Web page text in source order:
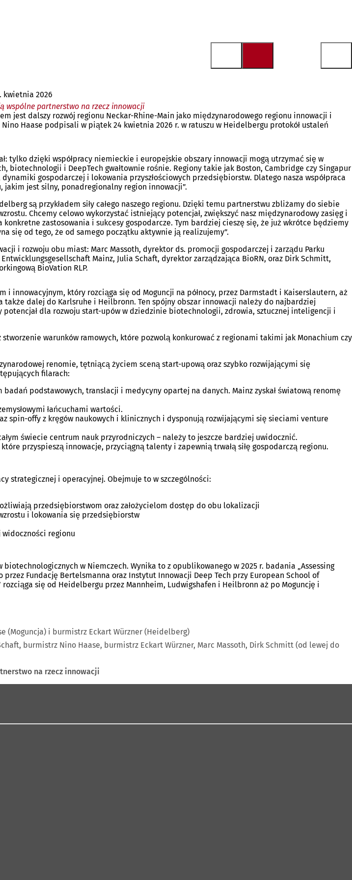
kwietnia 2026
wspólne partnerstwo na rzecz innowacji
jest dalszy rozwój regionu Neckar-Rhine-Main jako międzynarodowego regionu innowacji i
Haase podpisali w piątek 24 kwietnia 2026 r. w ratuszu w Heidelbergu protokół ustaleń
tylko dzięki współpracy niemieckie i europejskie obszary innowacji mogą utrzymać się w
i DeepTech gwałtownie rośnie. Regiony takie jak Boston, Cambridge czy Singapur
gospodarczej i lokowania przyszłościowych przedsiębiorstw. Dlatego nasza współpraca
jest silny, ponadregionalny region innowacji”.
są przykładem siły całego naszego regionu. Dzięki temu partnerstwu zbliżamy do siebie
Chcemy celowo wykorzystać istniejący potencjał, zwiększyć nasz międzynarodowy zasięg i
zastosowania i sukcesy gospodarcze. Tym bardziej cieszę się, że już wkrótce będziemy
się od tego, że od samego początku aktywnie ją realizujemy”.
i rozwoju obu miast: Marc Massoth, dyrektor ds. promocji gospodarczej i zarządu Parku
Mainz, Julia Schaft, dyrektor zarządzająca BioRN, oraz Dirk Schmitt,
BioVation RLP.
innowacyjnym, który rozciąga się od Moguncji na północy, przez Darmstadt i Kaiserslautern, aż
dalej do Karlsruhe i Heilbronn. Ten spójny obszar innowacji należy do najbardziej
dla rozwoju start-upów w dziedzinie biotechnologii, zdrowia, sztucznej inteligencji i
warunków ramowych, które pozwolą konkurować z regionami takimi jak Monachium czy
renomie, tętniącą życiem sceną start-upową oraz szybko rozwijającymi się
filarach:
podstawowych, translacji i medycyny opartej na danych. Mainz zyskał światową renomę
łańcuchami wartości.
spin-offy z kręgów naukowych i klinicznych i dysponują rozwijającymi się sieciami venture
świecie centrum nauk przyrodniczych – należy to jeszcze bardziej uwidocznić.
przyspieszą innowacje, przyciągną talenty i zapewnią trwałą siłę gospodarczą regionu.
strategicznej i operacyjnej. Obejmuje to w szczególności:
przedsiębiorstwom oraz założycielom dostęp do obu lokalizacji
i lokowania się przedsiębiorstw
regionu
w Niemczech. Wynika to z opublikowanego w 2025 r. badania „Assessing
Fundację Bertelsmanna oraz Instytut Innowacji Deep Tech przy European School of
się od Heidelbergu przez Mannheim, Ludwigshafen i Heilbronn aż po Moguncję i
(Moguncja) i burmistrz Eckart Würzner (Heidelberg)
burmistrz Nino Haase, burmistrz Eckart Würzner, Marc Massoth, Dirk Schmitt (od lewej do
na rzecz innowacji